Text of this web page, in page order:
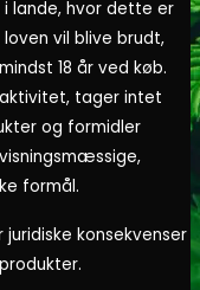
lande, hvor dette er
vil blive brudt,
18 år ved køb.
tager intet
og formidler
formål.
konsekvenser